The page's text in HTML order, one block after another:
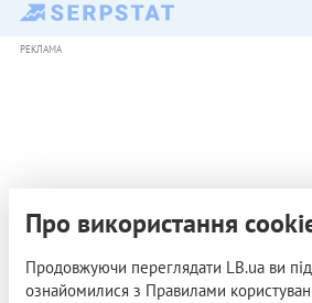
РЕКЛАМА
Про використання
Продовжуючи переглядати LB.ua ви
ознайомилися з Правилами